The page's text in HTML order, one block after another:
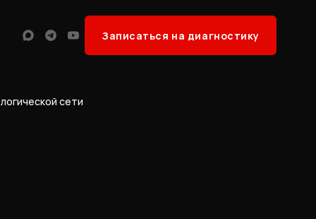
MaxTelegramYouTube
Записаться на диагностику
сети